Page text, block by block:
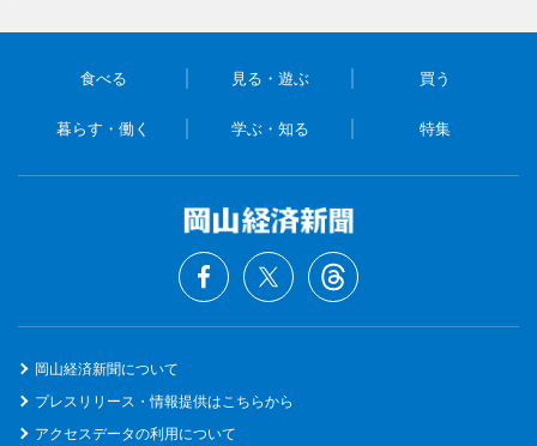
食べる 見る・遊ぶ 買う
暮らす・働く 学ぶ・知る 特集
岡山経済新聞について
プレスリリース・情報提供はこちらから
アクセスデータの利用について